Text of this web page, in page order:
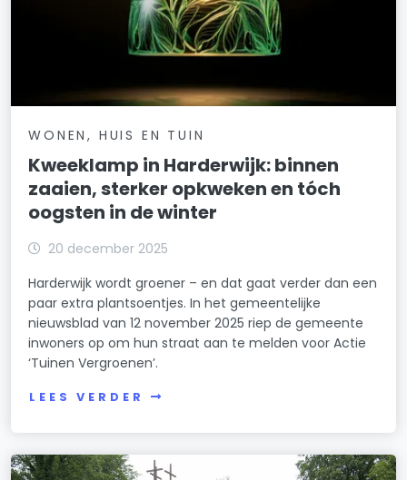
WONEN, HUIS EN TUIN
Kweeklamp in Harderwijk: binnen
zaaien, sterker opkweken en tóch
oogsten in de winter
20 december 2025
Harderwijk wordt groener – en dat gaat verder dan een
paar extra plantsoentjes. In het gemeentelijke
nieuwsblad van 12 november 2025 riep de gemeente
inwoners op om hun straat aan te melden voor Actie
‘Tuinen Vergroenen’.
LEES VERDER